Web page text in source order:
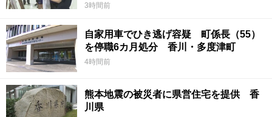
3時間前
自家用車でひき逃げ容疑 町係長（55）
を停職6カ月処分 香川・多度津町
4時間前
熊本地震の被災者に県営住宅を提供 香
川県